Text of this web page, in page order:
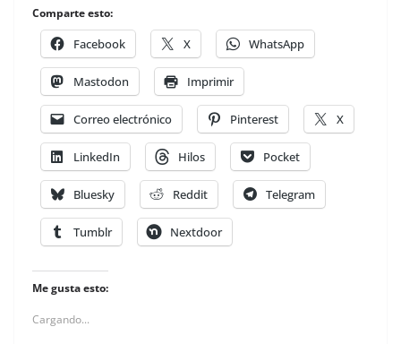
Comparte esto:
Facebook X WhatsApp
Mastodon Imprimir
Correo electrónico Pinterest X
LinkedIn Hilos Pocket
Bluesky Reddit Telegram
Tumblr Nextdoor
Me gusta esto:
Cargando...